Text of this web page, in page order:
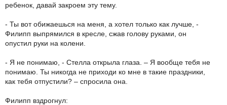
ребенок, давай закроем эту тему.
- Ты вот обижаешься на меня, а хотел только как лучше, -
Филипп выпрямился в кресле, сжав голову руками, он
опустил руки на колени.
- Я не понимаю, - Стелла открыла глаза. – Я вообще тебя не
понимаю. Ты никогда не приходи ко мне в такие праздники,
как тебя отпустили? – спросила она.
Филипп вздрогнул: